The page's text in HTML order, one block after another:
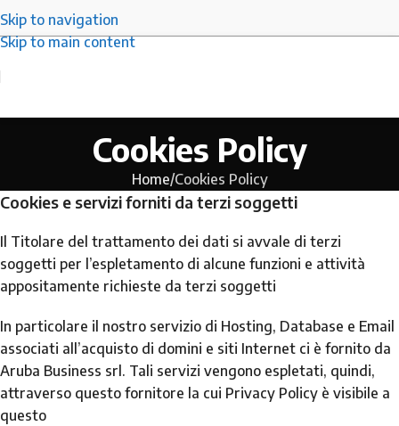
Skip to navigation
Skip to main content
Cookies Policy
Home Cookies Policy
Cookies e servizi forniti da terzi soggetti
Il Titolare del trattamento dei dati si avvale di terzi
soggetti per l’espletamento di alcune funzioni e attività
appositamente richieste da terzi soggetti
In particolare il nostro servizio di Hosting, Database e Email
associati all’acquisto di domini e siti Internet ci è fornito da
Aruba Business srl. Tali servizi vengono espletati, quindi,
attraverso questo fornitore la cui Privacy Policy è visibile a
questo